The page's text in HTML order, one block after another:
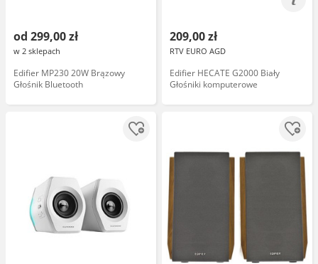
od 299,00 zł
w 2 sklepach
Edifier MP230 20W Brązowy
Głośnik Bluetooth
209,00 zł
RTV EURO AGD
Edifier HECATE G2000 Biały
Głośniki komputerowe